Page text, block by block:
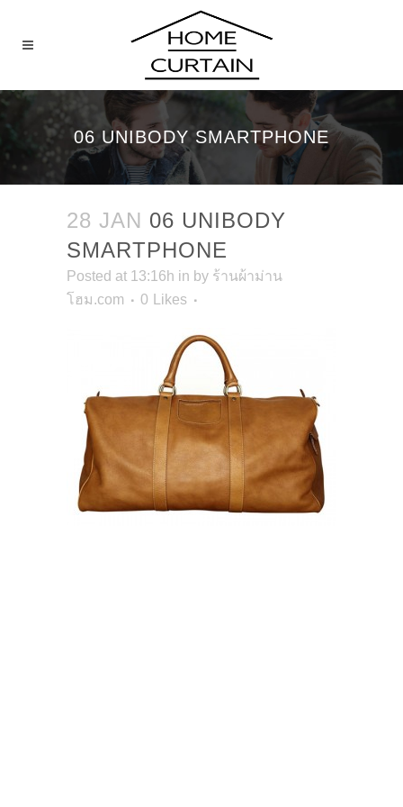
06 UNIBODY SMARTPHONE
28 JAN 06 UNIBODY
SMARTPHONE
Posted at 13:16h in by ร้านผ้าม่าน
โฮม.com
0 Likes